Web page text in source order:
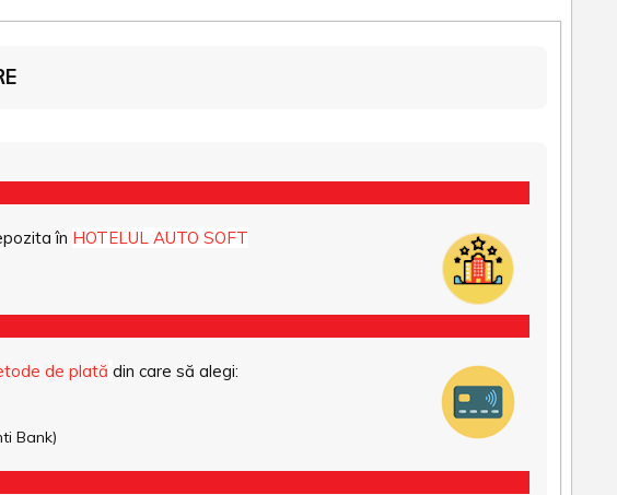
în HOTELUL AUTO SOFT
de plată din care să alegi:
Bank)